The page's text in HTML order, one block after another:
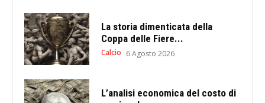
La storia dimenticata della
Coppa delle Fiere...
Calcio 6 Agosto 2026
L’analisi economica del costo di